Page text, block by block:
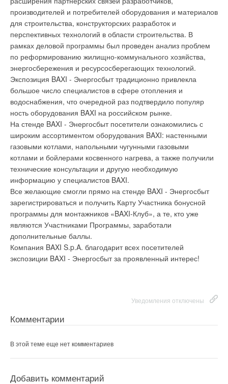
производителей и потребителей оборудования и материалов
для строительства, конструкторских разработок и
перспективных технологий в области строительства. В
рамках деловой программы был проведен анализ проблем
по реформированию жилищно-коммунального хозяйства,
энергосбережения и ресурсосберегающих технологий.
Экспозиция BAXI - Энергосбыт традиционно привлекла
большое число специалистов в сфере отопления и
водоснабжения, что очередной раз подтвердило популяр
ность оборудования BAXI на российском рынке.
На стенде BAXI - Энергосбыт посетители ознакомились с
широким ассортиментом оборудования BAXI: настенными
газовыми котлами, напольными чугунными газовыми
котлами и бойлерами косвенного нагрева, а также получили
технические консультации и другую необходимую
информацию у специалистов BAXI.
Все желающие смогли прямо на стенде BAXI - Энергосбыт
зарегистрироваться и получить Карту Участника бонусной
программы для монтажников «BAXI-Клуб», а те, кто уже
являются Участниками Программы, заработали
дополнительные баллы.
Компания BAXI S.p.A. благодарит всех посетителей
экспозиции BAXI - Энергосбыт за проявленный интерес!
Уведомления отключены
Комментарии
В этой теме еще нет комментариев
Добавить комментарий
Завод обладает самой мощной линией по производству
каменной ваты в мире, - годовой объем выпуска составит
110 000 тонн. Проект завода предполагает возможность
установки второй производственной линии, которая удвоит
текущие мощности до ¼ миллиона тонн. Завод оснащен
самым передовым оборудованием для выпуска уникальных
продуктов нового поколения для повышения
энергоэффективности зданий и строительных сооружений,
которым нет аналогов на российском рынке.
Комментарии
В этой теме еще нет комментариев
Добавить комментарий
Ваше имя *
выработки биогаза. Свиноводческие стоки начнут
использовать в технологическом процессе в конце апреля.
Пробным запуском руководят немецкие специалисты. Через
приёмные резервуары и резервуар-смеситель жидкий навоз
КРС был подан в ферментатор. Здесь он будет нагрет до
температуры 37-38 градусов. Сюда же через 8 недель
поступят предварительно измельчённые и увлажнённые
силосные массы, отходы мясоперерабатывающего завода и
свиноводческие стоки. В процессе ферментации будет
получен долгожданный биогаз. Первую же альтернативную
электроэнергию планируют выработать через 13 недель.
После выхода на проектную мощность станция будет
ежегодно перерабатывать 14600 тонн отходов
мясоперерабатывающего завода, 26000 тонн
свиноводческих стоков, 1800 тонн канализационных отходов
в виде шлама, 26000 тонн силоса. Все компоненты для
производства биогаза будут поставлять предприятия Группы
компаний "Агро-Белогорье".
Годовой объём выработки на биогазовой станции составит
19,6 млн кВт*ч электроэнергии, 18,2 тыс. Гкал тепловой
энергии и 66,8 тыс. тонн органических удобрений.
В этой теме еще нет комментариев
Ваше имя *